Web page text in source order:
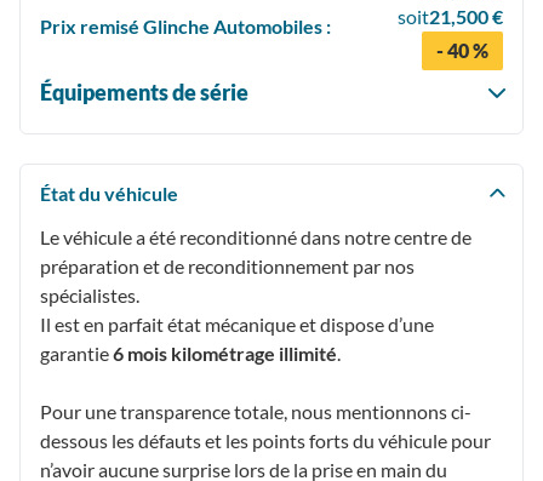
Prix remisé Glinche Automobiles :
soit21,500 €
- 40 %
Équipements de série
État du véhicule
Le véhicule a été reconditionné dans notre centre de
préparation et de reconditionnement par nos
spécialistes.
Il est en parfait état mécanique et dispose d’une
garantie6 mois kilométrage illimité.
Pour une transparence totale, nous mentionnons ci-
dessous les défauts et les points forts du véhicule pour
n’avoir aucune surprise lors de la prise en main du